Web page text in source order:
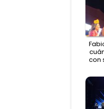
con